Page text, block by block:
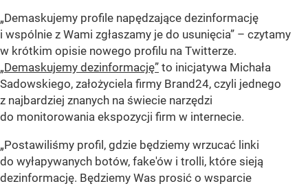
„Demaskujemy profile napędzające dezinformację
i wspólnie z Wami zgłaszamy je do usunięcia” – czytamy
w krótkim opisie nowego profilu na Twitterze.
„Demaskujemy dezinformację” to inicjatywa Michała
Sadowskiego, założyciela firmy Brand24, czyli jednego
z najbardziej znanych na świecie narzędzi
do monitorowania ekspozycji firm w internecie.
„Postawiliśmy profil, gdzie będziemy wrzucać linki
do wyłapywanych botów, fake'ów i trolli, które sieją
dezinformację. Będziemy Was prosić o wsparcie